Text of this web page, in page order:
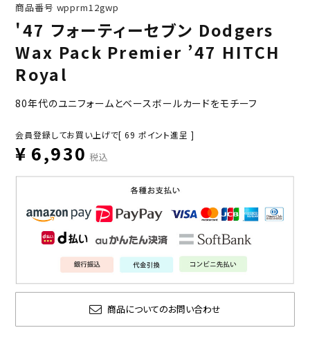
商品番号 wpprm12gwp
'47 フォーティーセブン Dodgers
Wax Pack Premier ’47 HITCH
Royal
80年代のユニフォームとベースボールカードをモチーフ
会員登録してお買い上げで[ 69 ポイント進呈 ]
¥ 6,930 税込
商品についてのお問い合わせ